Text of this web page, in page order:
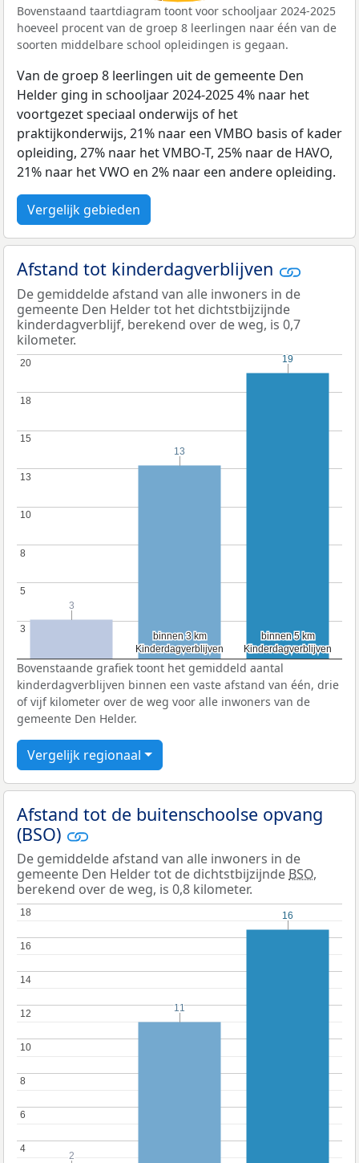
Bovenstaand taartdiagram toont voor schooljaar 2024-2025
hoeveel procent van de groep 8 leerlingen naar één van de
soorten middelbare school opleidingen is gegaan.
Van de groep 8 leerlingen uit de gemeente Den
Helder ging in schooljaar 2024-2025 4% naar het
voortgezet speciaal onderwijs of het
praktijkonderwijs, 21% naar een VMBO basis of kader
opleiding, 27% naar het VMBO-T, 25% naar de HAVO,
21% naar het VWO en 2% naar een andere opleiding.
Vergelijk gebieden
Afstand tot kinderdagverblijven
De gemiddelde afstand van alle inwoners in de
gemeente Den Helder tot het dichtstbijzijnde
kinderdagverblijf, berekend over de weg, is 0,7
kilometer.
Kinderdagverblijven
Kinderdagverblijven
binnen 3 km
binnen 3 km
Kinderdagverblijven
Kinderdagverblijven
binnen 5 km
binnen 5 km
3
3
5
5
8
8
10
10
13
13
15
15
18
18
20
20
3
3
13
13
19
19
Bovenstaande grafiek toont het gemiddeld aantal
kinderdagverblijven binnen een vaste afstand van één, drie
of vijf kilometer over de weg voor alle inwoners van de
gemeente Den Helder.
Vergelijk regionaal
Afstand tot de buitenschoolse opvang
(BSO)
De gemiddelde afstand van alle inwoners in de
gemeente Den Helder tot de dichtstbijzijnde BSO,
berekend over de weg, is 0,8 kilometer.
4
4
6
6
8
8
10
10
12
12
14
14
16
16
18
18
2
2
11
11
16
16